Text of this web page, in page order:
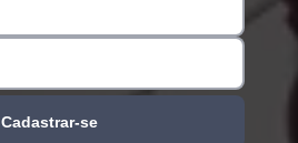
Cadastrar-se